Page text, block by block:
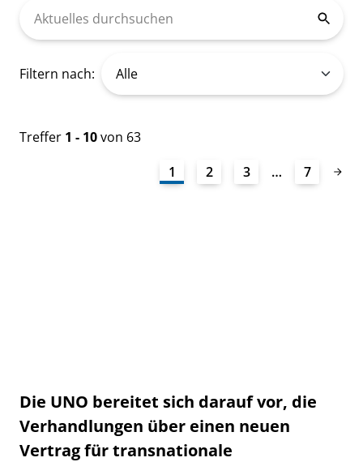
Aktuelles durchsuchen
Filtern nach:
Treffer 1 - 10von 63
1
2 3 … 7
Die UNO bereitet sich darauf vor, die
Verhandlungen über einen neuen
Vertrag für transnationale